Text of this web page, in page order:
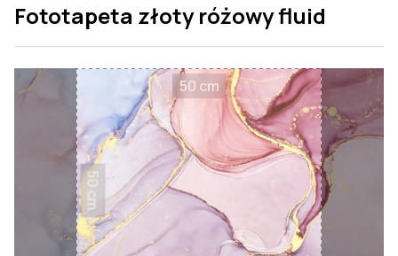
Fototapeta złoty różowy fluid
50 cm
50 cm